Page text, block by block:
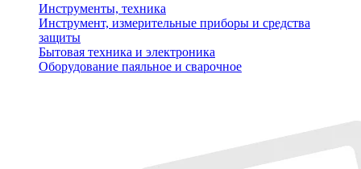
Инструменты, техника
Инструмент, измерительные приборы и средства
защиты
Бытовая техника и электроника
Оборудование паяльное и сварочное